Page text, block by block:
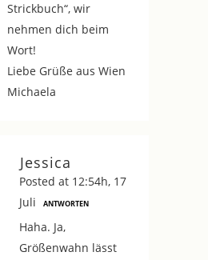
Strickbuch“, wir
nehmen dich beim
Wort!
Liebe Grüße aus Wien
Michaela
Jessica
Posted at 12:54h, 17
Juli
ANTWORTEN
Haha. Ja,
Größenwahn lässt